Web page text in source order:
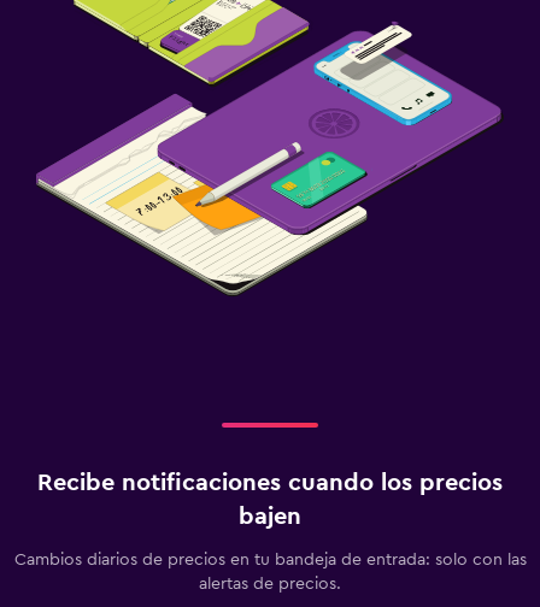
Recibe notificaciones cuando los precios
bajen
Cambios diarios de precios en tu bandeja de entrada: solo con las
alertas de precios.